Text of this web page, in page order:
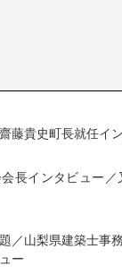
藤貴史町長就任イ
長インタビュー／
／山梨県建築士事
ー